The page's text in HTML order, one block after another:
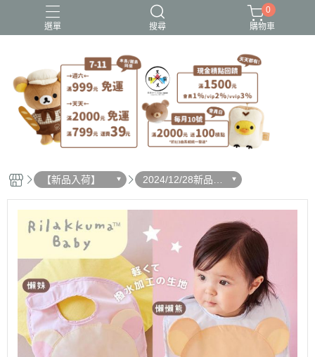
選單 搜尋
史努比歐拉夫 吉伊卡哇 憂傷馬戲團
拉拉熊
迪士尼-玩具總動員
0
購物車
【新品入荷】
2024/12/28新品入
荷